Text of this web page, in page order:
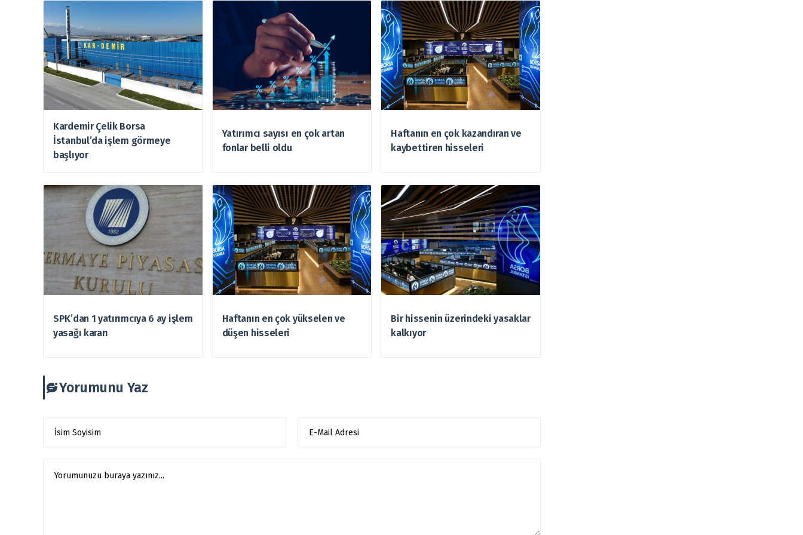
Kardemir Çelik Borsa
İstanbul’da işlem görmeye
başlıyor
Yatırımcı sayısı en çok artan
fonlar belli oldu
Haftanın en çok kazandıran ve
kaybettiren hisseleri
SPK’dan 1 yatırımcıya 6 ay işlem
yasağı kararı
Haftanın en çok yükselen ve
düşen hisseleri
Bir hissenin üzerindeki yasaklar
kalkıyor
Yorumunu Yaz